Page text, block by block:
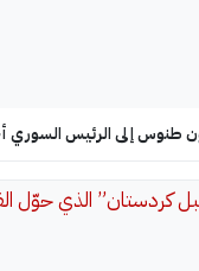
طنوس إلى الرئيس السوري